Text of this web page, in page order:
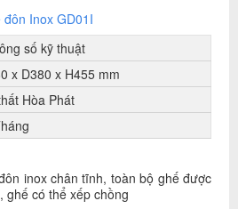
đôn Inox GD01I
số kỹ thuật
x D380 x H455 mm
Hòa Phát
inox chân tĩnh, toàn bộ ghế được
ghế có thể xếp chồng